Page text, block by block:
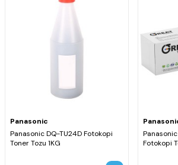
Panasonic
Panasonic DQ-TU24D Fotokopi
Toner Tozu 1KG
Fotokopi